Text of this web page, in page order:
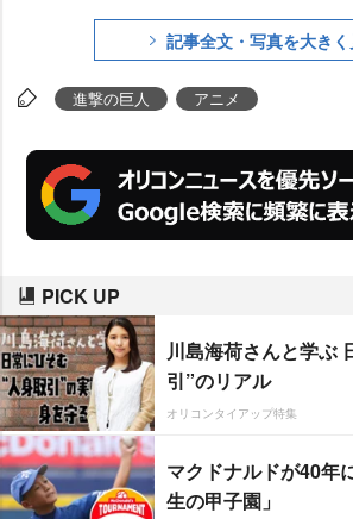
ドルビーシネマver.が配布される
ことが発表された。記事全文・写真を大きく
進撃の巨人 アニメ
PICK UP
川島海荷さんと学ぶ
引”のリアル
オリコンタイアップ特集
マクドナルドが40年
生の甲子園」